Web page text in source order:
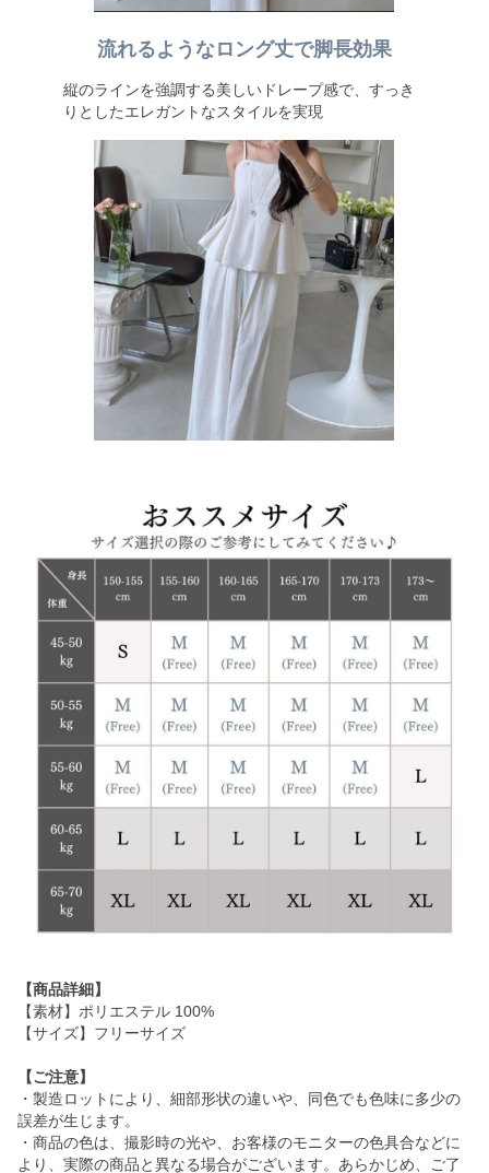
流れるようなロング丈で脚長効果
縦のラインを強調する美しいドレープ感で、すっき
りとしたエレガントなスタイルを実現
【商品詳細】
【素材】ポリエステル 100%
【サイズ】フリーサイズ
【ご注意】
・製造ロットにより、細部形状の違いや、同色でも色味に多少の
誤差が生じます。
・商品の色は、撮影時の光や、お客様のモニターの色具合などに
より、実際の商品と異なる場合がございます。あらかじめ、ご了